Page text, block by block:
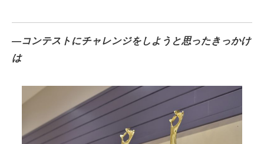
―コンテストにチャレンジをしようと思ったきっかけ
は